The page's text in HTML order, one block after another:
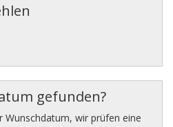
gefunden?
Wunschdatum, wir prüfen eine